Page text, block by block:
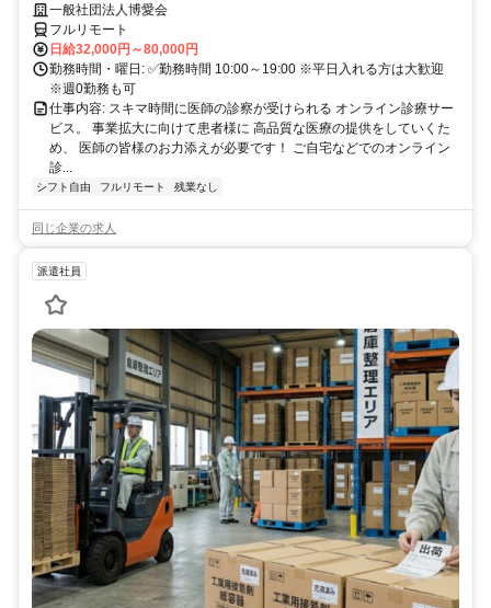
業務一般社団法人博愛会
フルリモート
日給32,000円～80,000円
勤務時間・曜日: ✅勤務時間 10:00～19:00 ※平日入れる方は大歓迎
※週0勤務も可
仕事内容: スキマ時間に医師の診察が受けられる オンライン診療サー
ビス。 事業拡大に向けて患者様に 高品質な医療の提供をしていくた
め、 医師の皆様のお力添えが必要です！ ご自宅などでのオンライン
診...
シフト自由 フルリモート 残業なし
同じ企業の求人
派遣社員